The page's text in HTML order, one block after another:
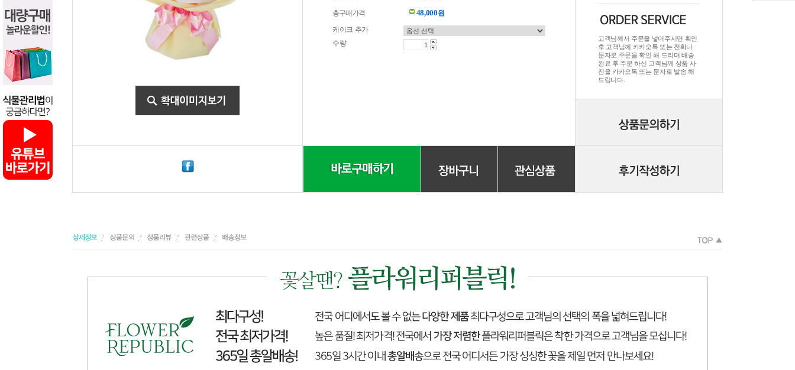
총구매가격 48,000원
케이크 추가
수량
고객님께서 주문을 넣어주시면 확인
후 고객님께 카카오톡 또는 전화나
문자로 주문을 확인 해 드리며.배송
완료 후 주문 하신 고객님께 상품 사
진을 카카오톡 또는 문자로 발송 해
드립니다.